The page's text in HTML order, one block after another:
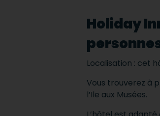
Holiday
Localisation : cet
Vous trouverez à
l’Ile aux Musées.